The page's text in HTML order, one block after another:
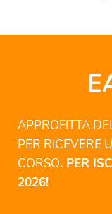
APPROFITTA
PER RICEVERE
CORSO. PER
2026!